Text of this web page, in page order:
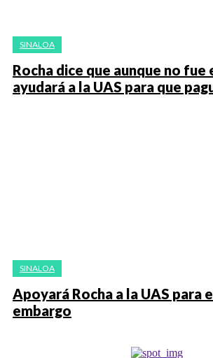
SINALOA
Rocha dice que aunque no fue
ayudará a la UAS para que
SINALOA
Apoyará Rocha a la UAS para
embargo